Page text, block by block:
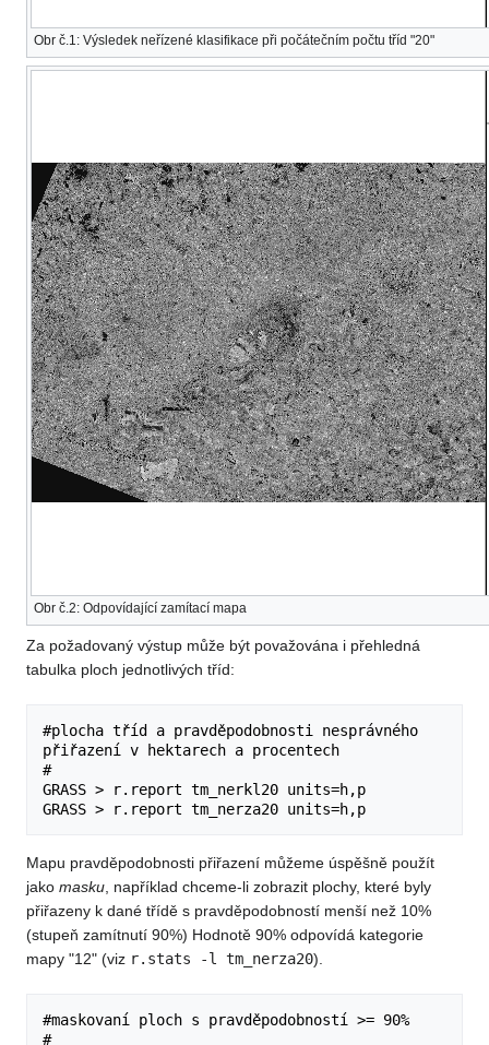
Obr č.1: Výsledek neřízené klasifikace při počátečním počtu tříd "20"
Obr č.2: Odpovídající zamítací mapa
Za požadovaný výstup může být považována i přehledná
tabulka ploch jednotlivých tříd:
#plocha tříd a pravděpodobnosti nesprávného
přiřazení v hektarech a procentech
#
GRASS > r.report tm_nerkl20 units=h,p
Mapu pravděpodobnosti přiřazení můžeme úspěšně použít
jako masku , například chceme-li zobrazit plochy, které byly
přiřazeny k dané třídě s pravděpodobností menší než 10%
(stupeň zamítnutí 90%) Hodnotě 90% odpovídá kategorie
mapy "12" (viz r.stats -l tm_nerza20).
#maskovaní ploch s pravděpodobností >= 90%
#